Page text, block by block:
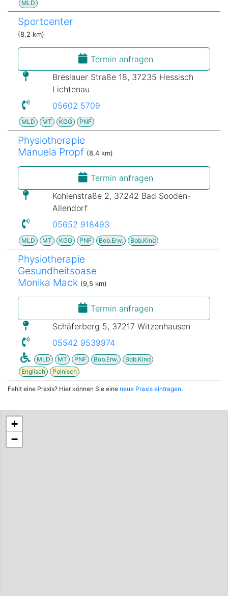
MLD
Sportcenter
(8,2 km)
Termin anfragen
Breslauer Straße 18, 37235 Hessisch
Lichtenau
05602 5709
MLD MT KGG PNF
Physiotherapie
Manuela Propf (8,4 km)
Termin anfragen
Kohlenstraße 2, 37242 Bad Sooden-
Allendorf
05652 918493
MLD MT KGG PNF Bob.Erw. Bob.Kind
Physiotherapie
Gesundheitsoase
Monika Mack (9,5 km)
Termin anfragen
Schäferberg 5, 37217 Witzenhausen
05542 9539974
MLD MT PNF Bob.Erw.
Bob.Kind
Englisch
Polnisch
Fehlt eine Praxis? Hier können Sie eine neue Praxis eintragen.
+
−